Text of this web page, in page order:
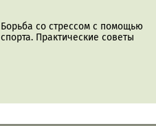
Борьба со стрессом с помощью
спорта. Практические советы